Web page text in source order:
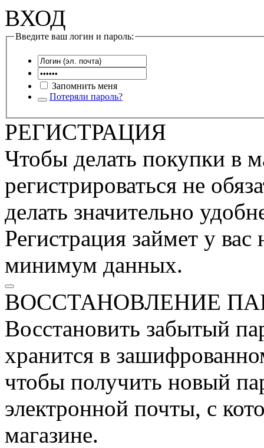
ВХОД
Введите ваш логин и пароль:
Запомнить меня
Потеряли пароль?
РЕГИСТРАЦИЯ
Чтобы делать покупки в
регистрироваться не
делать значительно
Регистрация займет у
минимум данных.
ВОССТАНОВЛЕНИЕ
Восстановить забытый
хранится в
чтобы получить новый
электронной почты, с
магазине.